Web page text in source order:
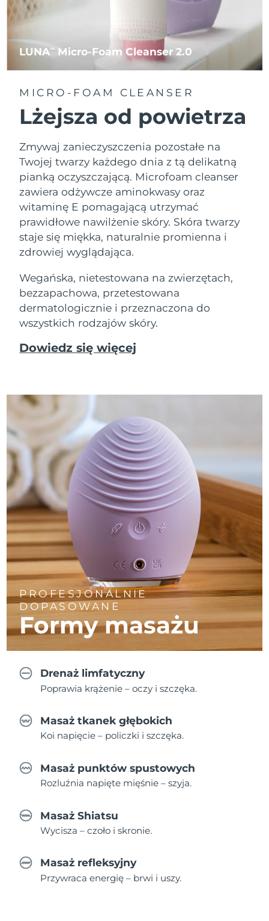
LUNATM Micro-Foam Cleanser 2.0
MICRO-FOAM CLEANSER
Lżejsza od powietrza
Zmywaj zanieczyszczenia pozostałe na
Twojej twarzy każdego dnia z tą delikatną
pianką oczyszczającą. Microfoam cleanser
zawiera odżywcze aminokwasy oraz
witaminę E pomagającą utrzymać
prawidłowe nawilżenie skóry. Skóra twarzy
staje się miękka, naturalnie promienna i
zdrowiej wyglądająca.
Wegańska, nietestowana na zwierzętach,
bezzapachowa, przetestowana
dermatologicznie i przeznaczona do
wszystkich rodzajów skóry.
Dowiedz się więcej
PROFESJONALNIE
DOPASOWANE
Formy masażu
Drenaż limfatyczny
Poprawia krążenie – oczy i szczęka.
Masaż tkanek głębokich
Koi napięcie – policzki i szczęka.
Masaż punktów spustowych
Rozluźnia napięte mięśnie – szyja.
Masaż Shiatsu
Wycisza – czoło i skronie.
Masaż refleksyjny
Przywraca energię – brwi i uszy.